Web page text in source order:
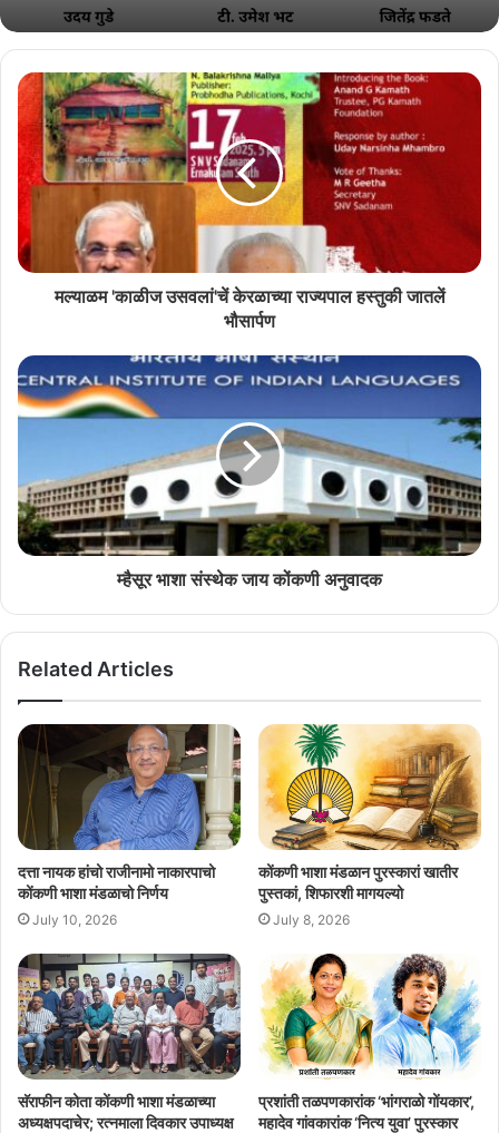
मल्याळम 'काळीज उसवलां'चें केरळाच्या राज्यपाल हस्तुकी जातलें
भौसार्पण
म्हैसूर भाशा संस्थेक जाय कोंकणी अनुवादक
Related Articles
दत्ता नायक हांचो राजीनामो नाकारपाचो
कोंकणी भाशा मंडळाचो निर्णय
July 10, 2026
कोंकणी भाशा मंडळान पुरस्कारां खातीर
पुस्तकां, शिफारशी मागयल्यो
July 8, 2026
सॅराफीन कोता कोंकणी भाशा मंडळाच्या
अध्यक्षपदाचेर; रत्नमाला दिवकार उपाध्यक्ष
प्रशांती तळपणकारांक ‘भांगराळो गोंयकार’,
महादेव गांवकारांक ‘नित्य युवा’ पुरस्कार